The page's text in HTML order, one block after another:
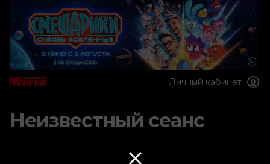
Личный кабинет
Неизвестный сеанс